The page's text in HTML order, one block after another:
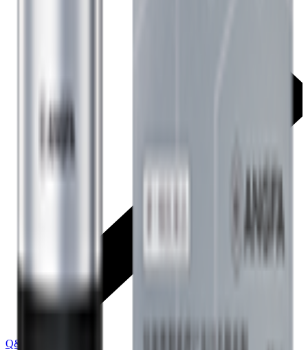
Q&A トップに戻る